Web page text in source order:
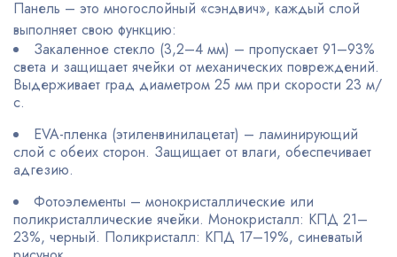
Панель – это многослойный «сэндвич», каждый слой
выполняет свою функцию:
Закаленное стекло (3,2–4 мм) – пропускает 91–93%
света и защищает ячейки от механических повреждений.
Выдерживает град диаметром 25 мм при скорости 23 м/
с.
EVA-пленка (этиленвинилацетат) – ламинирующий
слой с обеих сторон. Защищает от влаги, обеспечивает
адгезию.
Фотоэлементы – монокристаллические или
поликристаллические ячейки. Монокристалл: КПД 21–
23%, черный. Поликристалл: КПД 17–19%, синеватый